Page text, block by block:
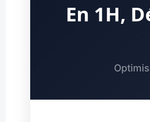
En 1H,